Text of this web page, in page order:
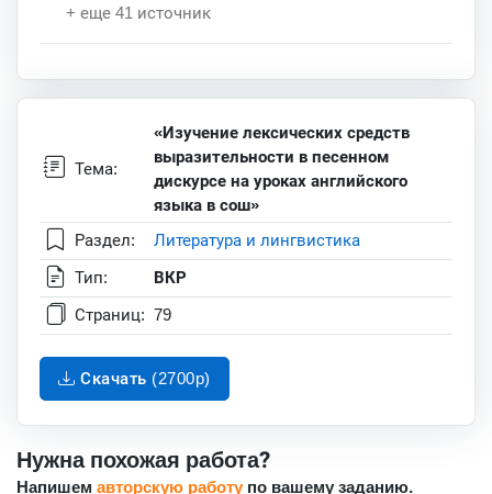
+ еще 41 источник
Тема:
«Изучение лексических средств
выразительности в песенном
дискурсе на уроках английского
языка в сош»
Раздел:
Литература и лингвистика
Тип:
ВКР
Страниц: 79
Скачать (2700p)
Нужна похожая работа?
Напишем авторскую работу по вашему заданию.